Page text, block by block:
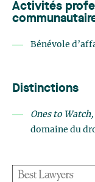
Activités
Bénévole
Distinctions
Ones to
domaine du